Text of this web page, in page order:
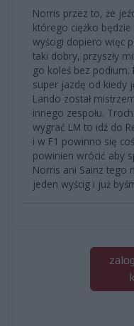
Norris przez to, że
którego ciężko
wyścigi dopiero więc
taki dobry, przyszły
go koleś bez podium.
super jazdę od kiedy
Lando został
innego zespołu.
wygrać LM to idź do
i w F1 powinno się
powinien wrócić aby
Norris ani Sainz tego
jeden wyścig i już